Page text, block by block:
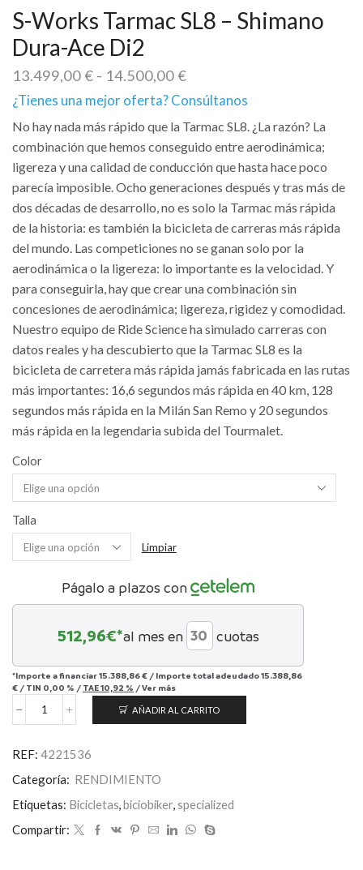
S-Works Tarmac SL8 – Shimano
Dura-Ace Di2
13.499,00€ - 14.500,00€Rango
precios:
desde
13.499,00 €
hasta
14.500,00 €
¿Tienes una mejor oferta? Consúltanos
No hay nada más rápido que la Tarmac SL8. ¿La razón? La
combinación que hemos conseguido entre aerodinámica;
ligereza y una calidad de conducción que hasta hace poco
parecía imposible. Ocho generaciones después y tras más de
dos décadas de desarrollo, no es solo la Tarmac más rápida
de la historia: es también la bicicleta de carreras más rápida
del mundo. Las competiciones no se ganan solo por la
aerodinámica o la ligereza: lo importante es la velocidad. Y
para conseguirla, hay que crear una combinación sin
concesiones de aerodinámica; ligereza, rigidez y comodidad.
Nuestro equipo de Ride Science ha simulado carreras con
datos reales y ha descubierto que la Tarmac SL8 es la
bicicleta de carretera más rápida jamás fabricada en las rutas
más importantes: 16,6 segundos más rápida en 40 km, 128
segundos más rápida en la Milán San Remo y 20 segundos
más rápida en la legendaria subida del Tourmalet.
Color
Talla
Limpiar
Págalo a plazos con
512,96€*al mes en cuotas
*Importe a financiar15.388,86 € / Importe total adeudado15.388,86
€ / TIN 0,00 % / TAE10,92 % /Ver más
S-
SL8
Shimano
Dura-
Di2
AÑADIR AL CARRITO
REF: 4221536
Categoría: RENDIMIENTO
Etiquetas: Bicicletas,biciobiker,specialized
Compartir: